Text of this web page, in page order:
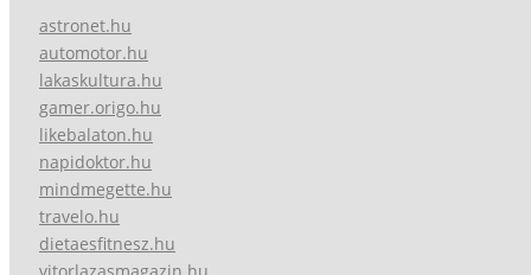
astronet.hu
automotor.hu
lakaskultura.hu
gamer.origo.hu
likebalaton.hu
napidoktor.hu
mindmegette.hu
travelo.hu
dietaesfitnesz.hu
vitorlazasmagazin.hu